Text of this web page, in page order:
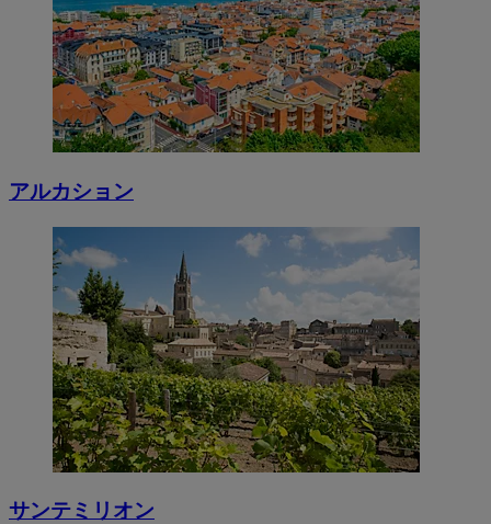
アルカション
サンテミリオン